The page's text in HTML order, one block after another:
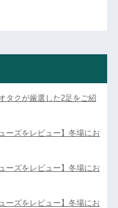
タクが厳選した2足をご紹
ーズをレビュー】冬場にお
ーズをレビュー】冬場にお
ーズをレビュー】冬場にお